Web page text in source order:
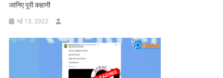
जानिए पूरी कहानी
मई 13, 2022